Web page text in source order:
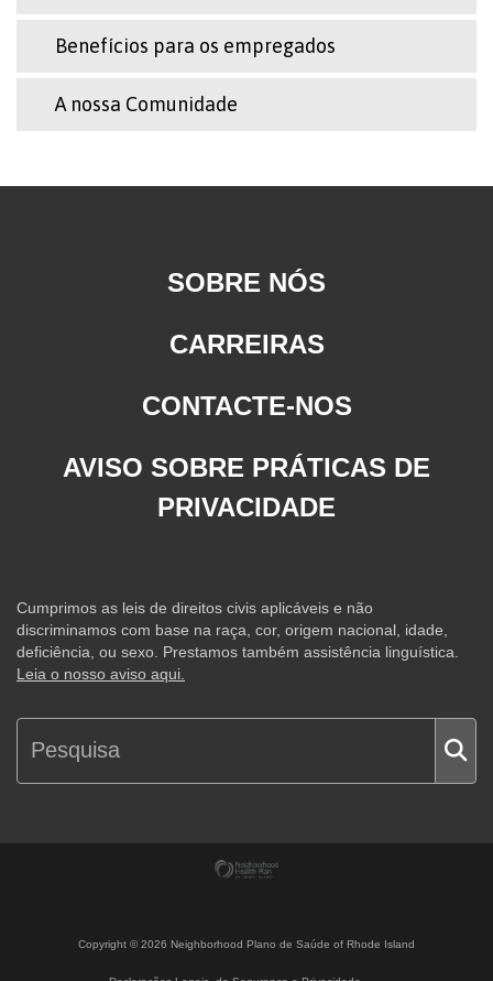
Benefícios para os empregados
A nossa Comunidade
SOBRE NÓS
CARREIRAS
CONTACTE-NOS
AVISO SOBRE PRÁTICAS DE
PRIVACIDADE
Cumprimos as leis de direitos civis aplicáveis e não
discriminamos com base na raça, cor, origem nacional, idade,
deficiência, ou sexo. Prestamos também assistência linguística.
Leia o nosso aviso aqui.
Copyright ©2026 Neighborhood Plano de Saúde of Rhode Island